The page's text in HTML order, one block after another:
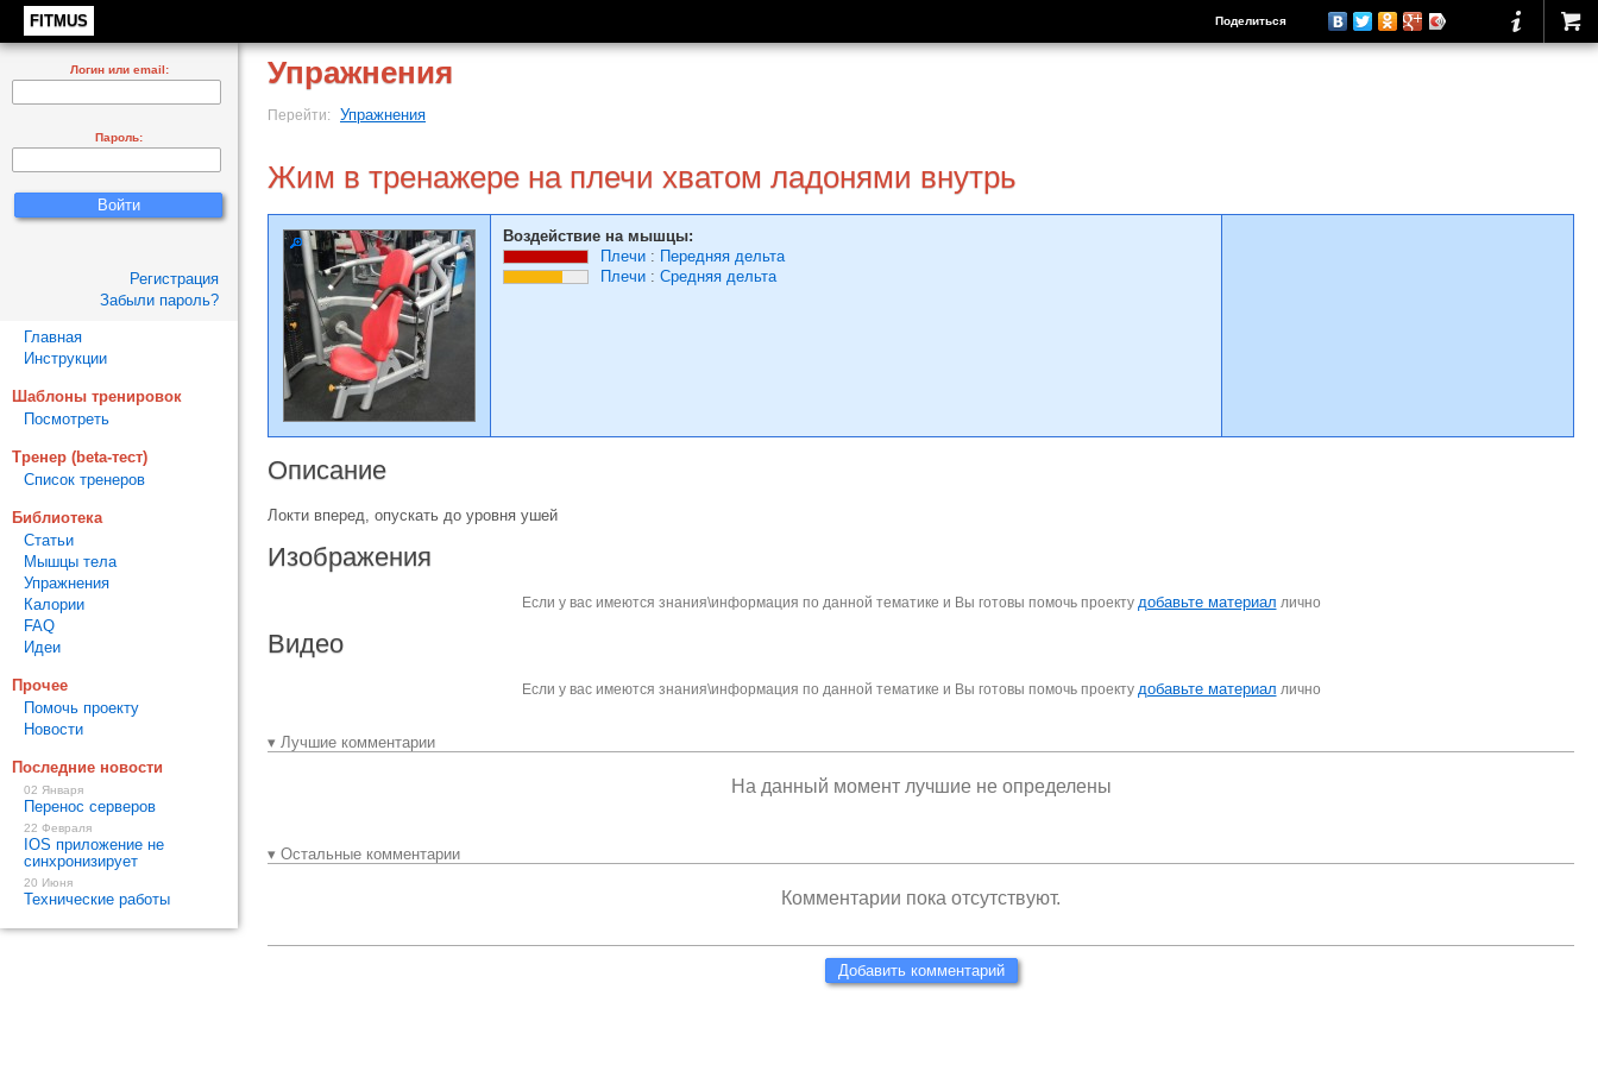
FITMUS Поделиться
Упражнения
Перейти: Упражнения
Жим в тренажере на плечи хватом ладонями внутрь
Воздействие на мышцы:
Плечи : Передняя дельта
Плечи : Средняя дельта
Описание
Локти вперед, опускать до уровня ушей
Изображения
Если у вас имеются знания\информация по данной тематике и Вы готовы помочь проекту добавьте материал лично
Видео
Если у вас имеются знания\информация по данной тематике и Вы готовы помочь проекту добавьте материал лично
▾ Лучшие комментарии
На данный момент лучшие не определены
▾ Остальные комментарии
Комментарии пока отсутствуют.
Добавить комментарий
Логин или email:
Пароль:
Регистрация
Забыли пароль?
Главная
Инструкции
Шаблоны тренировок
Посмотреть
Тренер (beta-тест)
Список тренеров
Библиотека
Статьи
Мышцы тела
Упражнения
Калории
FAQ
Идеи
Прочее
Помочь проекту
Новости
Последние новости
02 Января
Перенос серверов
22 Февраля
IOS приложение не
синхронизирует
20 Июня
Технические работы